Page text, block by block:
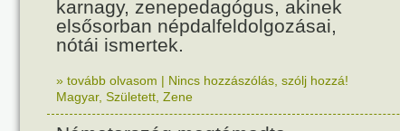
karnagy, zenepedagógus, akinek
elsősorban népdalfeldolgozásai,
nótái ismertek.
» tovább olvasom | Nincs hozzászólás, szólj hozzá!
Magyar, Született Zene